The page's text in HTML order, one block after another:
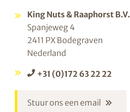
King Nuts & Raaphorst B.V.
Spanjeweg 4
2411 PX Bodegraven
Nederland
+31 (0)172 63 22 22
Stuur ons een email